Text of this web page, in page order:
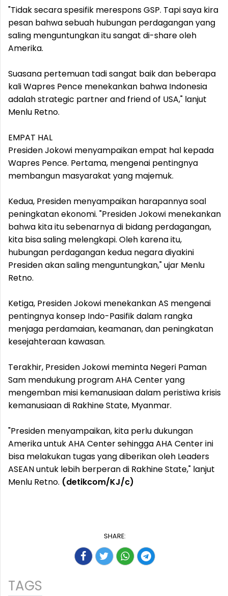
"Tidak secara spesifik merespons GSP. Tapi saya kira
pesan bahwa sebuah hubungan perdagangan yang
saling menguntungkan itu sangat di-share oleh
Amerika.
Suasana pertemuan tadi sangat baik dan beberapa
kali Wapres Pence menekankan bahwa Indonesia
adalah strategic partner and friend of USA," lanjut
Menlu Retno.
EMPAT HAL
Presiden Jokowi menyampaikan empat hal kepada
Wapres Pence. Pertama, mengenai pentingnya
membangun masyarakat yang majemuk.
Kedua, Presiden menyampaikan harapannya soal
peningkatan ekonomi. "Presiden Jokowi menekankan
bahwa kita itu sebenarnya di bidang perdagangan,
kita bisa saling melengkapi. Oleh karena itu,
hubungan perdagangan kedua negara diyakini
Presiden akan saling menguntungkan," ujar Menlu
Retno.
Ketiga, Presiden Jokowi menekankan AS mengenai
pentingnya konsep Indo-Pasifik dalam rangka
menjaga perdamaian, keamanan, dan peningkatan
kesejahteraan kawasan.
Terakhir, Presiden Jokowi meminta Negeri Paman
Sam mendukung program AHA Center yang
mengemban misi kemanusiaan dalam peristiwa krisis
kemanusiaan di Rakhine State, Myanmar.
"Presiden menyampaikan, kita perlu dukungan
Amerika untuk AHA Center sehingga AHA Center ini
bisa melakukan tugas yang diberikan oleh Leaders
ASEAN untuk lebih berperan di Rakhine State," lanjut
Menlu Retno. (detikcom/KJ/c)
SHARE:
TAGS